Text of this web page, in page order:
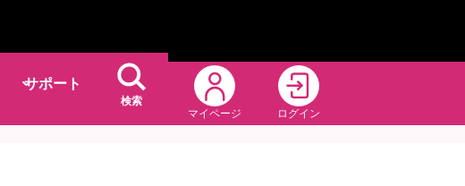
サポート
検索
マイページ ログイン